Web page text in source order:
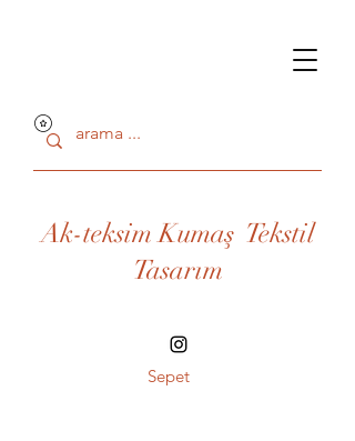
Ak-teksim Kumaş Tekstil
Tasarım
Sepet